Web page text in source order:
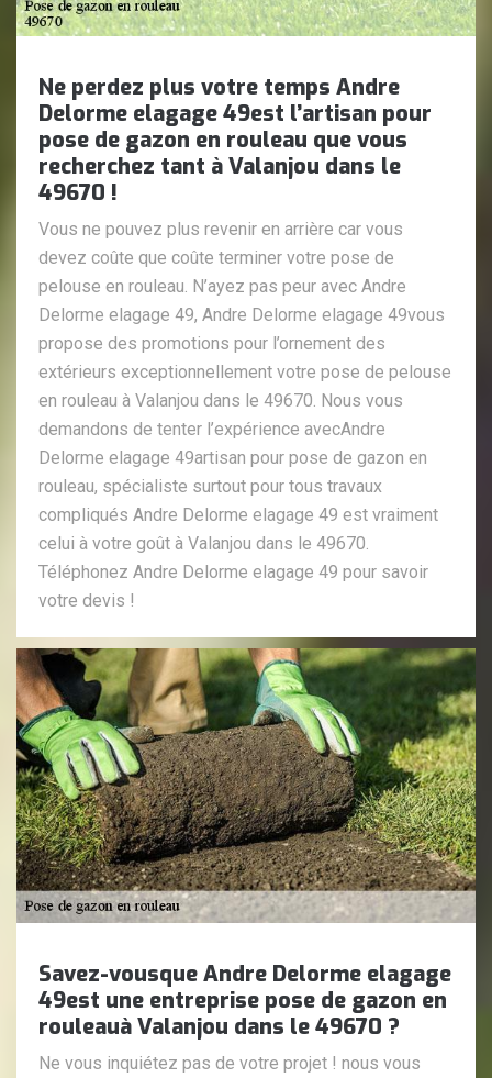
Ne perdez plus votre temps Andre
Delorme elagage 49est l’artisan pour
pose de gazon en rouleau que vous
recherchez tant à Valanjou dans le
49670 !
Vous ne pouvez plus revenir en arrière car vous
devez coûte que coûte terminer votre pose de
pelouse en rouleau. N’ayez pas peur avec Andre
Delorme elagage 49, Andre Delorme elagage 49vous
propose des promotions pour l’ornement des
extérieurs exceptionnellement votre pose de pelouse
en rouleau à Valanjou dans le 49670. Nous vous
demandons de tenter l’expérience avecAndre
Delorme elagage 49artisan pour pose de gazon en
rouleau, spécialiste surtout pour tous travaux
compliqués Andre Delorme elagage 49 est vraiment
celui à votre goût à Valanjou dans le 49670.
Téléphonez Andre Delorme elagage 49 pour savoir
votre devis !
Savez-vousque Andre Delorme elagage
49est une entreprise pose de gazon en
rouleauà Valanjou dans le 49670 ?
Ne vous inquiétez pas de votre projet ! nous vous